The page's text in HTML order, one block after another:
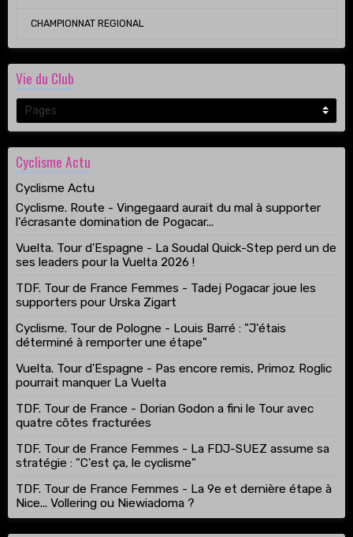
CHAMPIONNAT REGIONAL
Vie du Club
Cyclisme Actu
Cyclisme Actu
Cyclisme. Route - Vingegaard aurait du mal à supporter
l'écrasante domination de Pogacar...
Vuelta. Tour d'Espagne - La Soudal Quick-Step perd un de
ses leaders pour la Vuelta 2026 !
TDF. Tour de France Femmes - Tadej Pogacar joue les
supporters pour Urska Zigart
Cyclisme. Tour de Pologne - Louis Barré : "J'étais
déterminé à remporter une étape"
Vuelta. Tour d'Espagne - Pas encore remis, Primoz Roglic
pourrait manquer La Vuelta
TDF. Tour de France - Dorian Godon a fini le Tour avec
quatre côtes fracturées
TDF. Tour de France Femmes - La FDJ-SUEZ assume sa
stratégie : "C'est ça, le cyclisme"
TDF. Tour de France Femmes - La 9e et dernière étape à
Nice... Vollering ou Niewiadoma ?